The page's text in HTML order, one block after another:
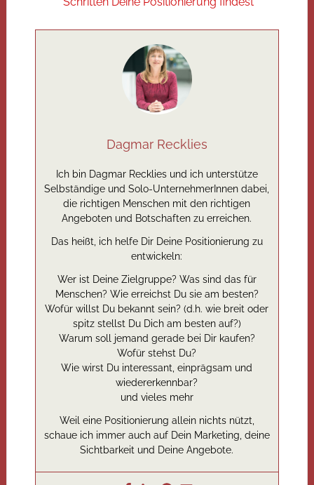
Dagmar Recklies
Ich bin Dagmar Recklies und ich unterstütze
Selbständige und Solo-UnternehmerInnen dabei,
die richtigen Menschen mit den richtigen
Angeboten und Botschaften zu erreichen.
Das heißt, ich helfe Dir Deine Positionierung zu
entwickeln:
Wer ist Deine Zielgruppe? Was sind das für
Menschen? Wie erreichst Du sie am besten?
Wofür willst Du bekannt sein? (d.h. wie breit oder
spitz stellst Du Dich am besten auf?)
Warum soll jemand gerade bei Dir kaufen?
Wofür stehst Du?
Wie wirst Du interessant, einprägsam und
wiedererkennbar?
und vieles mehr
Weil eine Positionierung allein nichts nützt,
schaue ich immer auch auf Dein Marketing, deine
Sichtbarkeit und Deine Angebote.